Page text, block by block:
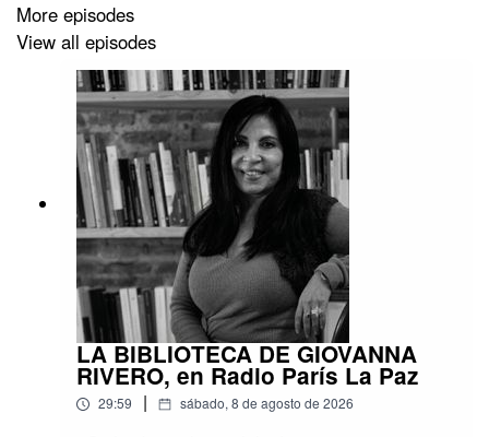
More episodes
View all episodes
LA BIBLIOTECA DE GIOVANNA
RIVERO, en Radio París La Paz
29:59 | sábado, 8 de agosto de 2026